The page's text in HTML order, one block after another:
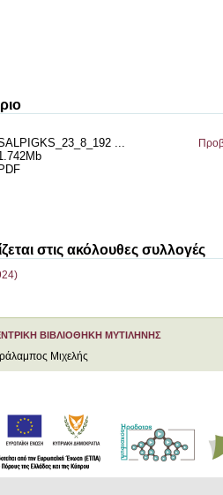
...
PDF
στις ακόλουθες συλλογές
ΒΙΒΛΙΟΘΗΚΗ ΜΥΤΙΛΗΝΗΣ
Μιχελής